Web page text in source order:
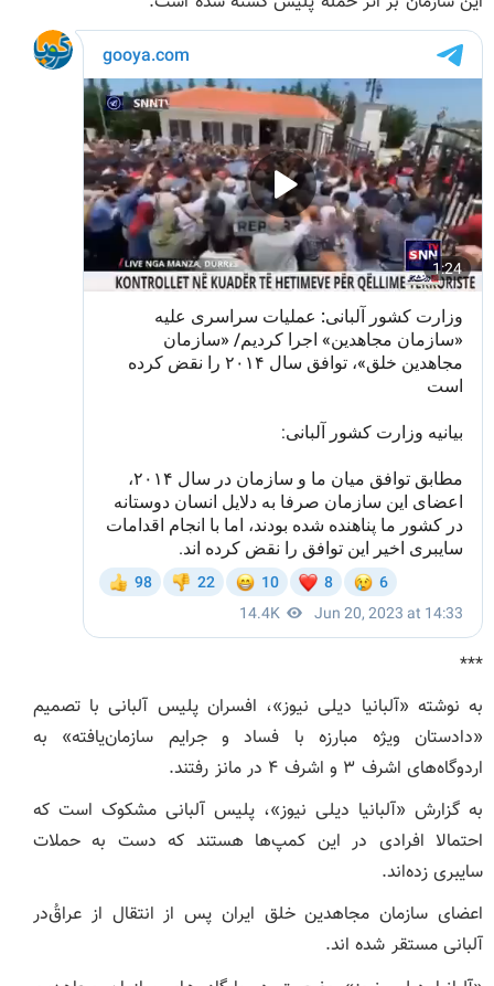
***
به نوشته «آلبانیا دیلی نیوز»، افسران پلیس آلبانی با تصمیم
«دادستان ویژه مبارزه با فساد و جرایم سازمان‌یافته» به
اردوگاه‌های اشرف ۳ و اشرف ۴ در مانز رفتند.
به گزارش «آلبانیا دیلی نیوز»، پلیس آلبانی مشکوک است که
احتمالا افرادی در این کمپ‌ها هستند که دست به حملات
سایبری زده‌اند.
اعضای سازمان مجاهدین خلق ایران پس از انتقال از عراقُ‌در
آلبانی مستقر شده اند.